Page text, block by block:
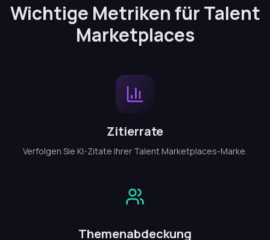
Wichtige Metriken für Talent
Marketplaces
Zitierrate
Verfolgen Sie KI-Zitate Ihrer Talent Marketplaces-Marke.
Themenabdeckung